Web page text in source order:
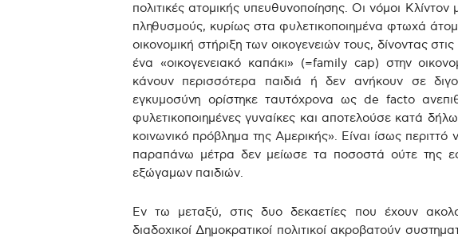
πολιτικές ατομικής υπευθυνοποίησης. Οι νόμοι
πληθυσμούς, κυρίως στα φυλετικοποιημένα φτωχά
οικονομική στήριξη των οικογενειών τους, δίνοντας
ένα «οικογενειακό καπάκι» (=family cap) στην
κάνουν περισσότερα παιδιά ή δεν ανήκουν σε
εγκυμοσύνη ορίστηκε ταυτόχρονα ως de facto
φυλετικοποιημένες γυναίκες και αποτελούσε κατά
κοινωνικό πρόβλημα της Αμερικής». Είναι ίσως
παραπάνω μέτρα δεν μείωσε τα ποσοστά ούτε της
εξώγαμων παιδιών.
Εν τω μεταξύ, στις δυο δεκαετίες που έχουν
διαδοχικοί Δημοκρατικοί πολιτικοί ακροβατούν